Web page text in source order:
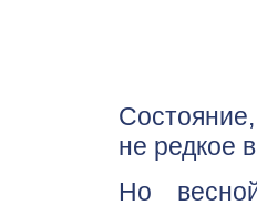
не редкое
Но